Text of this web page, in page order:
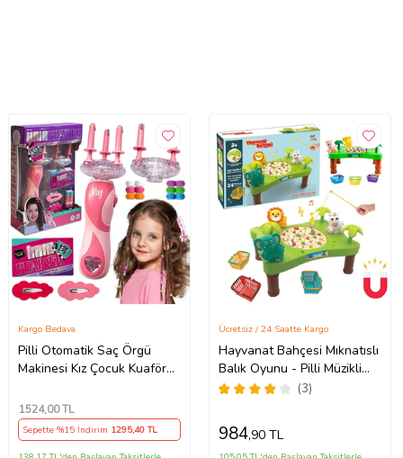
Pilli Otomatik Saç Örgü
Makinesi Kız Çocuk Kuaför
Kargo Bedava
1524,00 TL
Sepette %15 İndirim 1295,40 TL
Hayvanat Bahçesi Mıknatıslı
Balık Oyunu - Pilli Müzikli
Balık Tutma Oyunu - Şarkılı
(3)
Ücretsiz / 24 Saatte Kargo
984,90 TL